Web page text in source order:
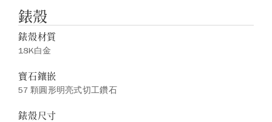
錶殼
錶殼材質
18K白金
寶石鑲嵌
57 顆圓形明亮式切工鑽石
錶殼尺寸